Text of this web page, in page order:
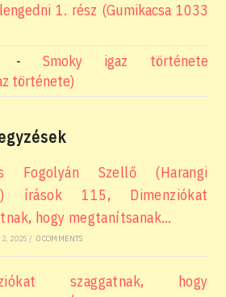
1. rész (Gumikacsa 1033
Smoky igaz története
története)
Fogolyán Szellő (Harangi
írások 115, Dimenziókat
hogy megtanítsanak…
2, 2025 / 0 COMMENTS
szaggatnak, hogy